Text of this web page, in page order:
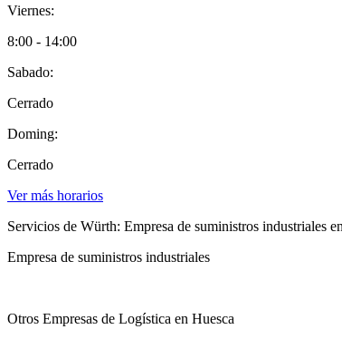
Viernes:
8:00 - 14:00
Sabado:
Cerrado
Doming:
Cerrado
Ver más horarios
Servicios de Würth: Empresa de suministros industriales
Empresa de suministros industriales
Otros Empresas de Logística en Huesca